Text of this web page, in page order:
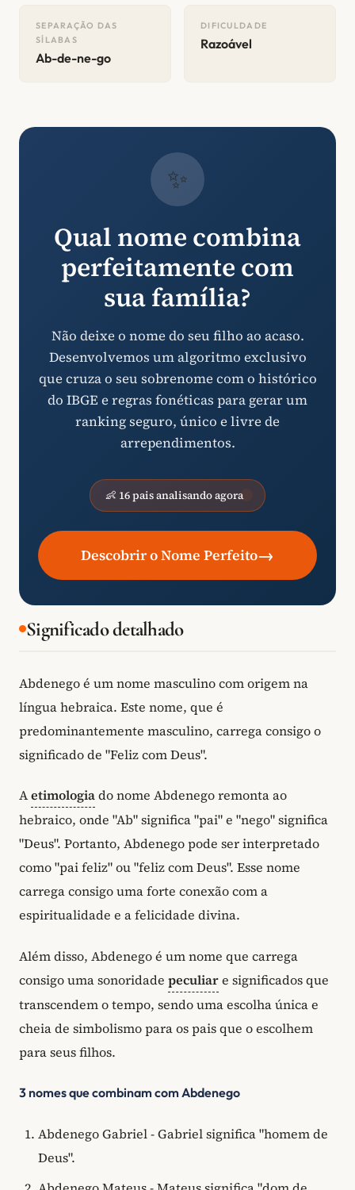
SEPARAÇÃO DAS
SÍLABAS
Ab-de-ne-go
DIFICULDADE
Razoável
✨
Qual nome combina
perfeitamente com
sua família?
Não deixe o nome do seu filho ao acaso.
Desenvolvemos um algoritmo exclusivo
que cruza o seu sobrenome com o histórico
do IBGE e regras fonéticas para gerar um
ranking seguro, único e livre de
arrependimentos.
👶 16 pais analisando agora
Descobrir o Nome Perfeito→
Significado detalhado
Abdenego é um nome masculino com origem na
língua hebraica. Este nome, que é
predominantemente masculino, carrega consigo o
significado de "Feliz com Deus".
Aetimologiado nome Abdenego remonta ao
hebraico, onde "Ab" significa "pai" e "nego" significa
"Deus". Portanto, Abdenego pode ser interpretado
como "pai feliz" ou "feliz com Deus". Esse nome
carrega consigo uma forte conexão com a
espiritualidade e a felicidade divina.
Além disso, Abdenego é um nome que carrega
consigo uma sonoridade peculiare significados que
transcendem o tempo, sendo uma escolha única e
cheia de simbolismo para os pais que o escolhem
para seus filhos.
3 nomes que combinam com Abdenego
Abdenego Gabriel - Gabriel significa "homem de
Deus".